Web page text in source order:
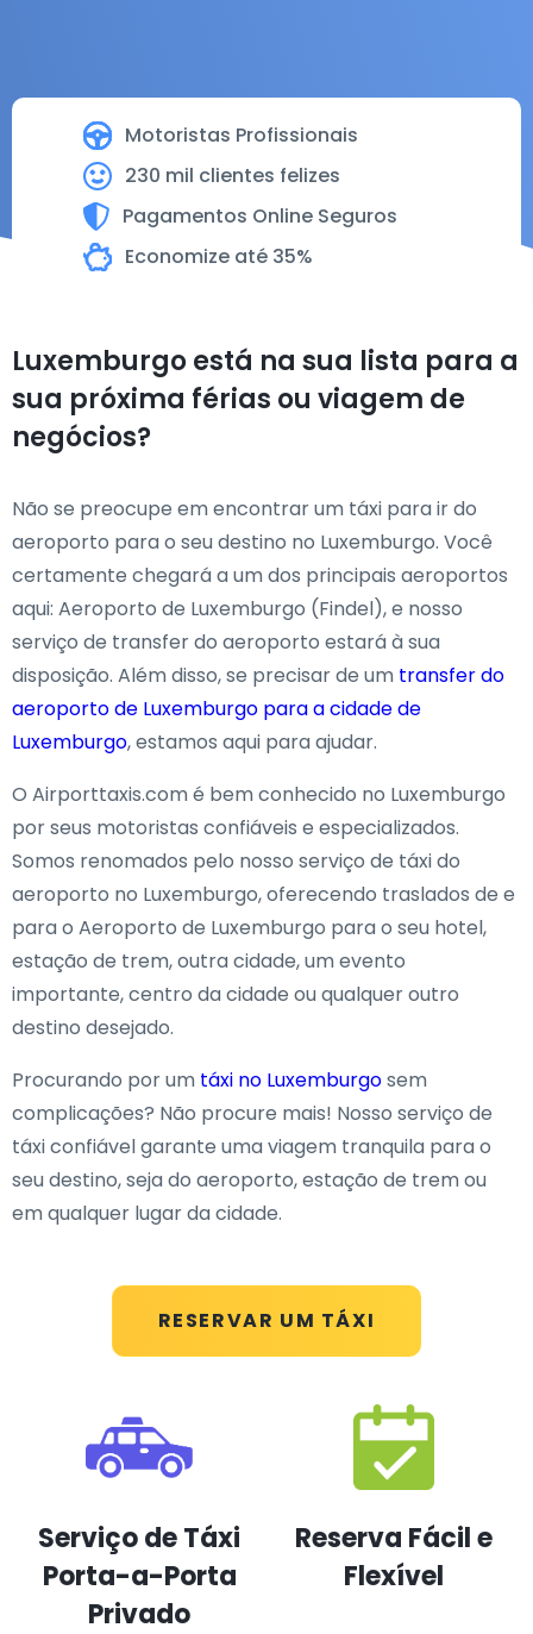
Motoristas Profissionais
230 mil clientes felizes
Pagamentos Online Seguros
Economize até 35%
RESERVAR UM TÁXI
Luxemburgo está na sua lista para a
sua próxima férias ou viagem de
negócios?
Não se preocupe em encontrar um táxi para ir do
aeroporto para o seu destino no Luxemburgo. Você
certamente chegará a um dos principais aeroportos
aqui: Aeroporto de Luxemburgo (Findel), e nosso
serviço de transfer do aeroporto estará à sua
disposição. Além disso, se precisar de um transfer do
aeroporto de Luxemburgo para a cidade de
Luxemburgo, estamos aqui para ajudar.
O Airporttaxis.com é bem conhecido no Luxemburgo
por seus motoristas confiáveis e especializados.
Somos renomados pelo nosso serviço de táxi do
aeroporto no Luxemburgo, oferecendo traslados de e
para o Aeroporto de Luxemburgo para o seu hotel,
estação de trem, outra cidade, um evento
importante, centro da cidade ou qualquer outro
destino desejado.
Procurando por um táxi no Luxemburgosem
complicações? Não procure mais! Nosso serviço de
táxi confiável garante uma viagem tranquila para o
seu destino, seja do aeroporto, estação de trem ou
em qualquer lugar da cidade.
Serviço de Táxi
Porta-a-Porta
Privado
Reserva Fácil e
Flexível